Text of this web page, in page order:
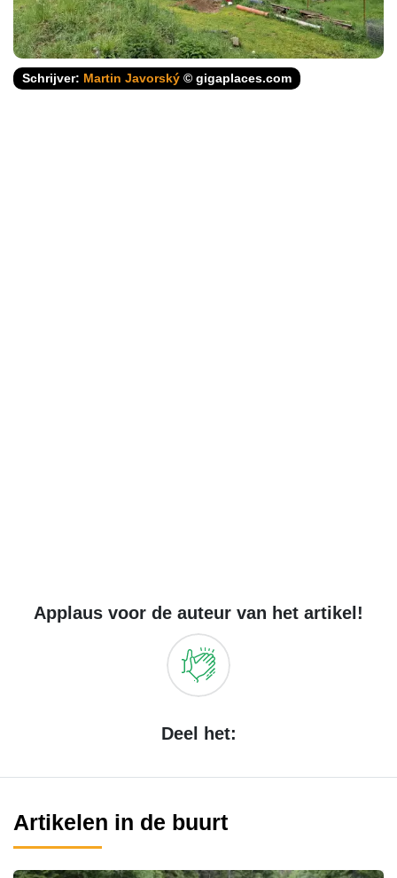
Schrijver: Martin Javorský © gigaplaces.com
Applaus voor de auteur van het artikel!
Deel het:
Artikelen in de buurt